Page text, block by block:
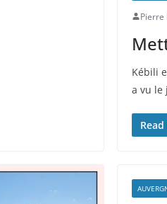
Pierre
Kébili
a vu le